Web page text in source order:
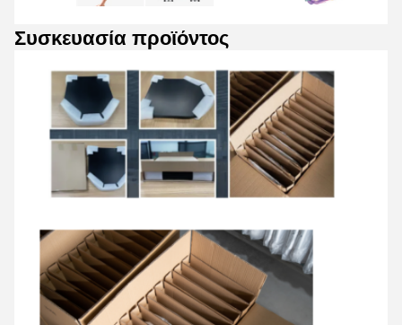
Συσκευασία προϊόντος